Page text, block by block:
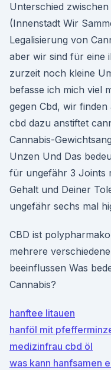
Unterschied
(Innenstadt Wir
Legalisierung von
aber wir sind für eine
zurzeit noch kleine
befasse ich mich viel
gegen Cbd, wir
cbd dazu anstiftet
Cannabis-
Unzen Und Das
für ungefähr 3 Joints
Gehalt und Deiner
ungefähr sechs mal
CBD ist
mehrere
beeinflussen Was
Cannabis?
hanftee litauen
hanföl mit
medizinfrau cbd öl
was kann hanfsamen